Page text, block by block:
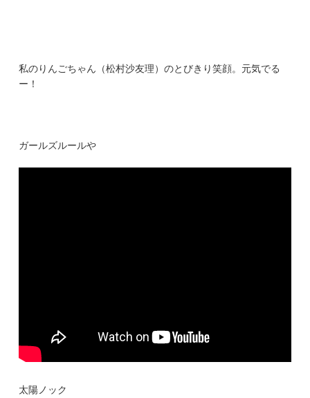
私のりんごちゃん（松村沙友理）のとびきり笑顔。元気でる
ー！
ガールズルールや
太陽ノック